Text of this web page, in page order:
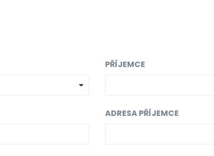
PŘÍJEMCE
ADRESA PŘÍJEMCE